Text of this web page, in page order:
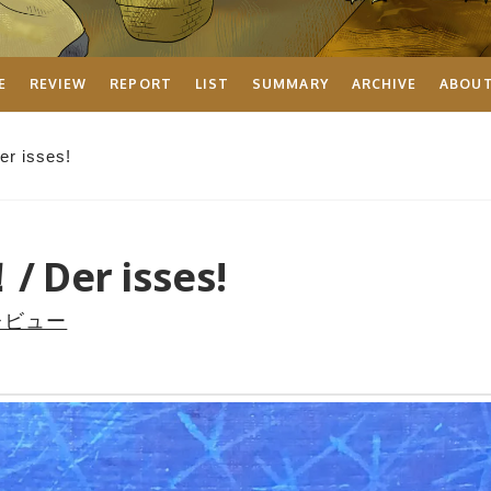
REVIEW REPORT LIST SUMMARY ARCHIVE
isses!
/ Der isses!
ビュー